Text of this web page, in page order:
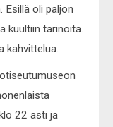
Esillä oli paljon
kuultiin tarinoita.
kahvittelua.
22 asti ja